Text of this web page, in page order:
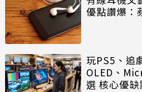
優點讚爆：
玩PS5、追
OLED、
選 核心優